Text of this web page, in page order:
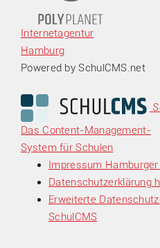
Internetagentur
Hamburg
Powered by SchulCMS.net
Das Content-Management-
System für Schulen
Impressum
Datenschutzerklärung
Erweiterte
SchulCMS